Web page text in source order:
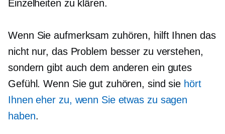
Einzelheiten zu klären.
Wenn Sie aufmerksam zuhören, hilft Ihnen das
nicht nur, das Problem besser zu verstehen,
sondern gibt auch dem anderen ein gutes
Gefühl. Wenn Sie gut zuhören, sind sie hört
Ihnen eher zu, wenn Sie etwas zu sagen
haben.